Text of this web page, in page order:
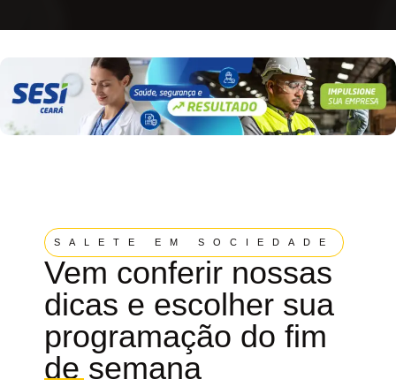
SALETE EM SOCIEDADE
Vem conferir nossas
dicas e escolher sua
programação do fim
de semana